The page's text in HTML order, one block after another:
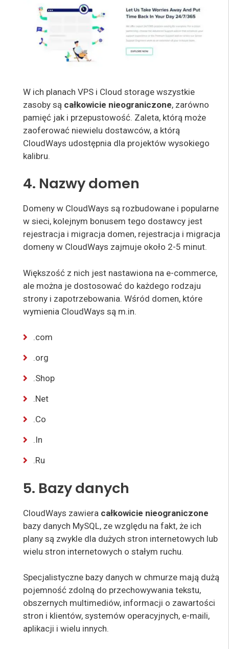
W ich planach VPS i Cloud storage wszystkie
zasoby są całkowicie nieograniczone, zarówno
pamięć jak i przepustowość. Zaleta, którą może
zaoferować niewielu dostawców, a którą
CloudWays udostępnia dla projektów wysokiego
kalibru.
4. Nazwy domen
Domeny w CloudWays są rozbudowane i popularne
w sieci, kolejnym bonusem tego dostawcy jest
rejestracja i migracja domen, rejestracja i migracja
domeny w CloudWays zajmuje około 2-5 minut.
Większość z nich jest nastawiona na e-commerce,
ale można je dostosować do każdego rodzaju
strony i zapotrzebowania. Wśród domen, które
wymienia CloudWays są m.in.
.com
.org
.Shop
.Net
.Co
.In
.Ru
5. Bazy danych
CloudWays zawiera całkowicie nieograniczone
bazy danych MySQL, ze względu na fakt, że ich
plany są zwykle dla dużych stron internetowych lub
wielu stron internetowych o stałym ruchu.
Specjalistyczne bazy danych w chmurze mają dużą
pojemność zdolną do przechowywania tekstu,
obszernych multimediów, informacji o zawartości
stron i klientów, systemów operacyjnych, e-maili,
aplikacji i wielu innych.